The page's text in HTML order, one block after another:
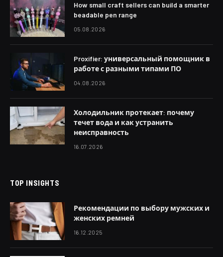
How small craft sellers can build a smarter
beadable pen range
05.08.2026
Proxifier: универсальный помощник в
работе с разными типами ПО
04.08.2026
Холодильник протекает: почему
течет вода и как устранить
неисправность
16.07.2026
TOP INSIGHTS
Рекомендации по выбору мужских и
женских ремней
16.12.2025